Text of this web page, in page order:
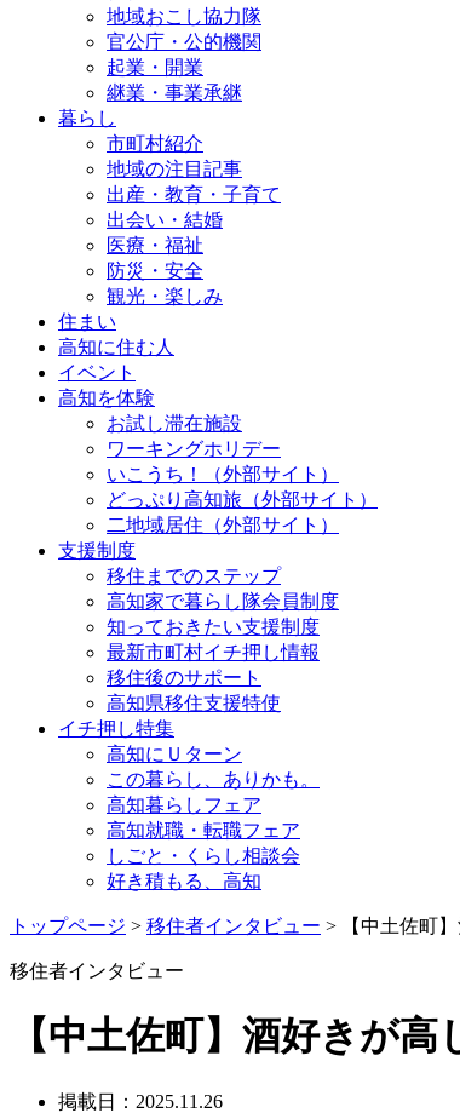
地域おこし協力隊
官公庁・公的機関
起業・開業
継業・事業承継
暮らし
市町村紹介
地域の注目記事
出産・教育・子育て
出会い・結婚
医療・福祉
防災・安全
観光・楽しみ
住まい
高知に住む人
イベント
高知を体験
お試し滞在施設
ワーキングホリデー
いこうち！（外部サイト）
どっぷり高知旅（外部サイト）
二地域居住（外部サイト）
支援制度
移住までのステップ
高知家で暮らし隊会員制度
知っておきたい支援制度
最新市町村イチ押し情報
移住後のサポート
高知県移住支援特使
イチ押し特集
高知にＵターン
この暮らし、ありかも。
高知暮らしフェア
高知就職・転職フェア
しごと・くらし相談会
好き積もる、高知
トップページ > 移住者インタビュー > 【中土佐町
移住者インタビュー
【中土佐町】酒好きが
掲載日：2025.11.26